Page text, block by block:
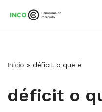
conteúdo
Início » déficit o que é
déficit o